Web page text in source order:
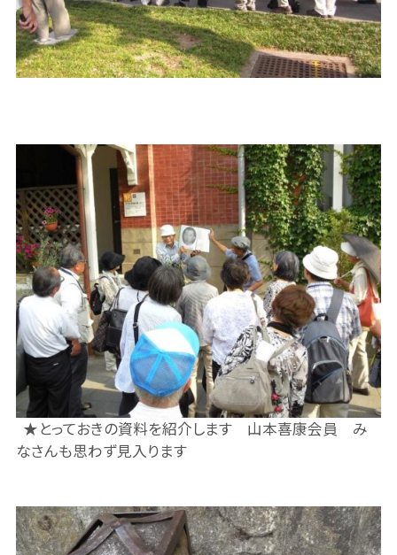
★とっておきの資料を紹介します 山本喜康会員 み
なさんも思わず見入ります